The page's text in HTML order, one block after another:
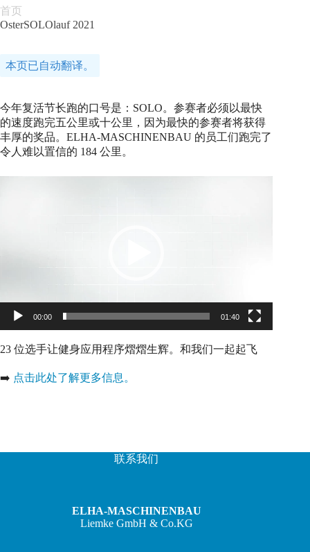
首页
OsterSOLOlauf 2021
本页已自动翻译。
今年复活节长跑的口号是：SOLO。参赛者必须以最快
的速度跑完五公里或十公里，因为最快的参赛者将获得
丰厚的奖品。ELHA-MASCHINENBAU 的员工们跑完了
令人难以置信的 184 公里。
00:00 01:40
23 位选手让健身应用程序熠熠生辉。和我们一起起飞
➡️ 点击此处了解更多信息。
联系我们
ELHA-MASCHINENBAU
Liemke GmbH & Co.KG